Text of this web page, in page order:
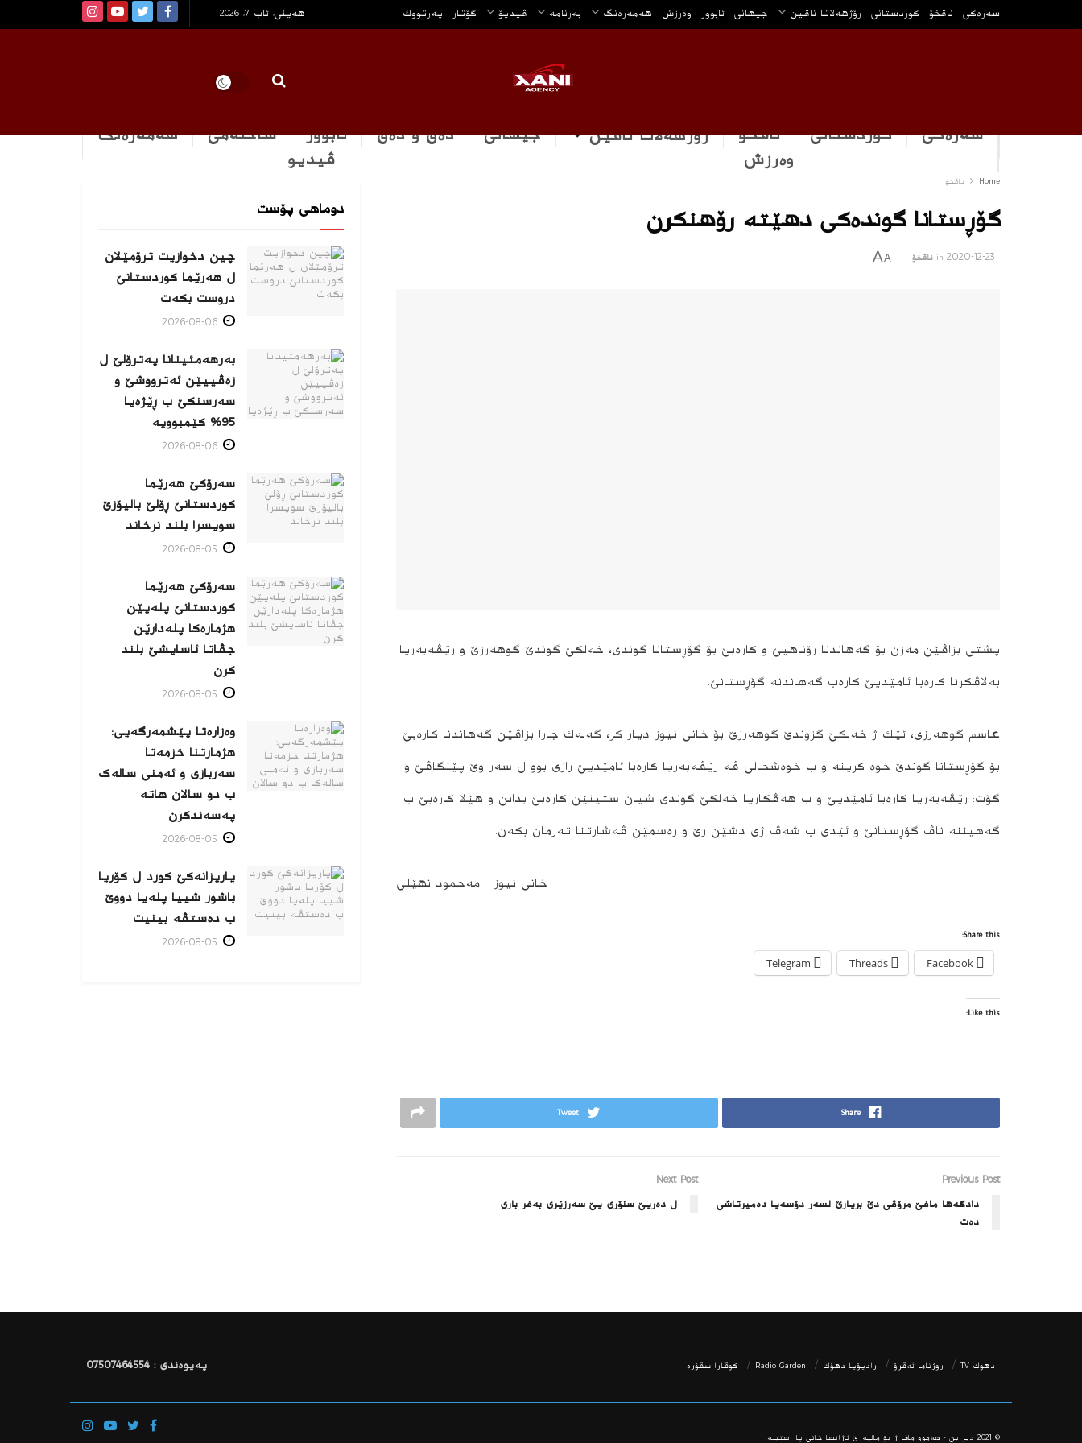
سه‌ره‌كی ناڤخۆ كوردستانى رۆژهه‌لاتا ناڤین جیهانی ئابوور وه‌رزش هه‌مه‌ره‌نگ بەرنامە ڤیدیۆ گۆتار په‌رتووك هەینی, ئاب 7, 2026
سەرەکی كوردستانى ناڤخۆ رۆژهه‌لاتا ناڤین جیهانی دەق و دەق ئابوور ساخله‌می
هه‌مه‌ره‌نگ
وه‌رزش
ڤیدیو
Home ناڤخۆ
گۆڕستانا گونده‌كى دهێته‌ رۆهنكرن
2020-12-23
in ناڤخۆ A
A
پشتى بزاڤێن مه‌زن بۆ گه‌هاندنا رۆناهیێ و كاره‌بێ بۆ گۆڕستانا گوندى، خه‌لكێ گوندێ گوهه‌رزێ و رێڤه‌به‌ریا
به‌لاڤكرنا كاره‌با ئامێدیێ كاره‌ب گه‌هاندنه‌ گۆڕستانێ.
عاسم گوهه‌رزى، ئێك ژ خه‌لكێ گزوندێ گوهه‌رزێ بۆ خانى نیوز دیار كر، گه‌له‌ك جارا بزاڤێن گه‌هاندنا كاره‌بێ
بۆ گۆڕستانا گوندێ خوه‌ كرینه‌ و ب خوه‌شحالى ڤه‌ رێڤه‌به‌ریا كاره‌با ئامێدیێ رازى بوو ل سه‌ر وێ پێنگاڤێ و
گۆت: رێڤه‌به‌ریا كاره‌با ئامێدیێ و ب هه‌ڤكاریا خه‌لكێ گوندى شیان ستینێن كاره‌بێ بدانن و هێلا كاره‌بێ ب
گه‌هیننه‌ ناڤ گۆڕستانێ و ئێدى ب شه‌ڤ ژى دشێن رێ و ره‌سمێن ڤه‌شارتنا ته‌رمان بكه‌ن.
خانى نیوز – مه‌حمود نهێلى
Share this:
Facebook
Threads
Telegram
Like this:
Share
Tweet
Previous Post
دادگه‌ها مافێ مرۆڤی دێ بریارێ لسه‌ر دۆسه‌یا ده‌میرتاشى
ده‌ت
Next Post
ل ده‌ریێ سنۆرى یێ سەرزێری بەفر باری
دوماهی پۆست
چین دخوازیت ترۆمێلان
ل هەرێما كوردستانێ
دروست بكەت
بەرهەمئینانا په‌ترۆلێ ل
زه‌ڤییێن ئەترووشێ و
سەرسنكێ ب ڕێژەیا
95% كێمبوویە
سەرۆکێ هەرێما
کوردستانێ ڕۆلێ بالیۆزێ
سویسرا بلند نرخاند
سەرۆکێ هەرێما
کوردستانێ پلەیێن
هژمارەكا پلەدارێن
جڤاتا ئاسایشێ بلند
كرن
وەزارەتا پێشمەرگەیی:
هژمارتنا خزمەتا
سەربازی و ئەمنی سالەک
ب دو سالان هاتە
پەسەندكرن
یاریزانەكێ کورد ل کۆریا
باشور شییا پلەیا دووێ
ب دەستڤە بینیت
دھوك TV روژناما ئەڤرۆ رادیۆیا دهۆك Radio Garden كوڤارا سڤۆره‌ پەیوەندی : 07507464554
© 2021 دیزاین - هه‌موو ماف ژ بۆ مالپه‌رێ ئاژانسا خانی پاراستینه‌.